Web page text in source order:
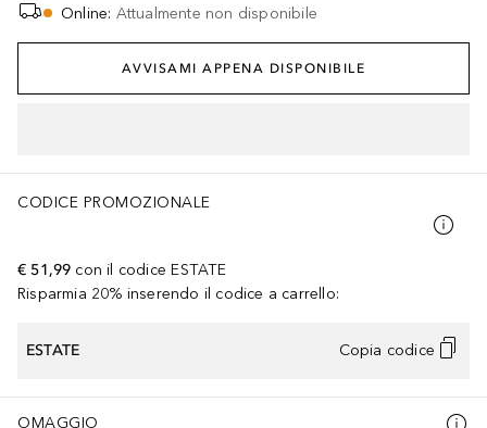
Online: Attualmente non disponibile
AVVISAMI APPENA DISPONIBILE
CODICE PROMOZIONALE
€ 51,99 con il codice ESTATE
Risparmia 20% inserendo il codice a carrello:
ESTATE Copia codice
OMAGGIO